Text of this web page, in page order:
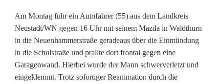
W
a
g
e
Am Montag fuhr ein Autofahrer (55) aus dem Landkreis
Neustadt/WN gegen 16 Uhr mit seinem Mazda in Waldthurn
in die Neuenhammerstraße geradeaus über die Einmündung
in die Schulstraße und prallte dort frontal gegen eine
Garagenwand. Hierbei wurde der Mann schwerverletzt und
eingeklemmt. Trotz sofortiger Reanimation durch die